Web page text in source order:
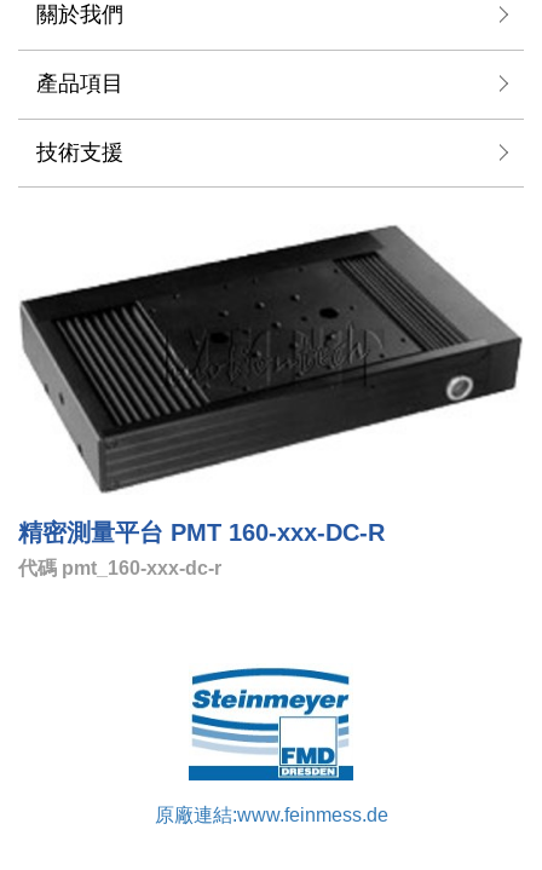
關於我們
產品項目
技術支援
精密測量平台 PMT 160-xxx-DC-R
代碼 pmt_160-xxx-dc-r
原廠連結:www.feinmess.de